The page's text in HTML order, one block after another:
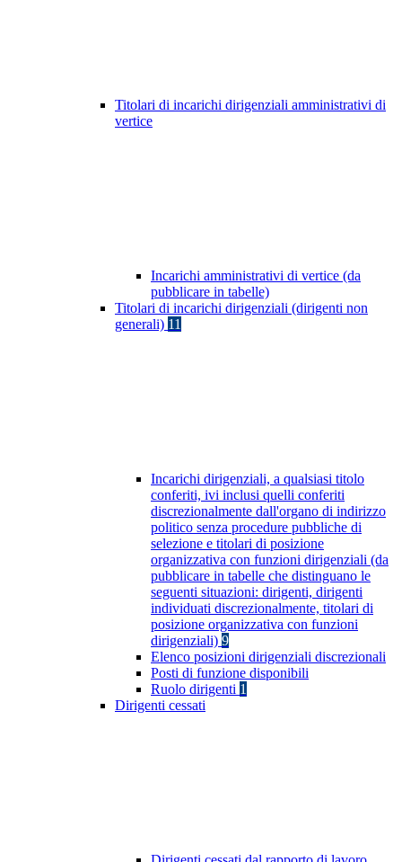
Titolari di incarichi dirigenziali amministrativi di
vertice
Incarichi amministrativi di vertice (da
pubblicare in tabelle)
Titolari di incarichi dirigenziali (dirigenti non
generali) 11
Incarichi dirigenziali, a qualsiasi titolo
conferiti, ivi inclusi quelli conferiti
discrezionalmente dall'organo di indirizzo
politico senza procedure pubbliche di
selezione e titolari di posizione
organizzativa con funzioni dirigenziali (da
pubblicare in tabelle che distinguano le
seguenti situazioni: dirigenti, dirigenti
individuati discrezionalmente, titolari di
posizione organizzativa con funzioni
dirigenziali) 9
Elenco posizioni dirigenziali discrezionali
Posti di funzione disponibili
Ruolo dirigenti 1
Dirigenti cessati